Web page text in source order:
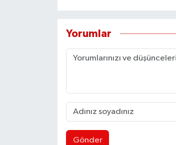
Yorumlar
Gönder